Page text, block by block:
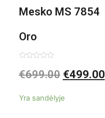
Mesko MS 7854
Oro
kondicionierius
0
iš
€699.00 €499.00
Yra sandėlyje